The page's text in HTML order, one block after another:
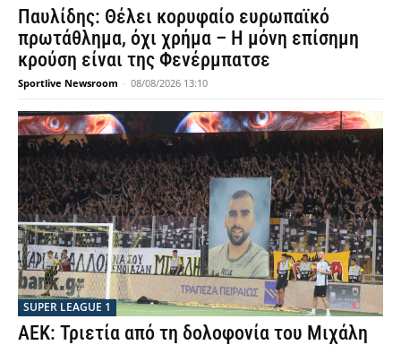
Παυλίδης: Θέλει κορυφαίο ευρωπαϊκό
πρωτάθλημα, όχι χρήμα – Η μόνη επίσημη
κρούση είναι της Φενέρμπατσε
Sportlive Newsroom - 08/08/2026 13:10
SUPER LEAGUE 1
ΑΕΚ: Τριετία από τη δολοφονία του Μιχάλη